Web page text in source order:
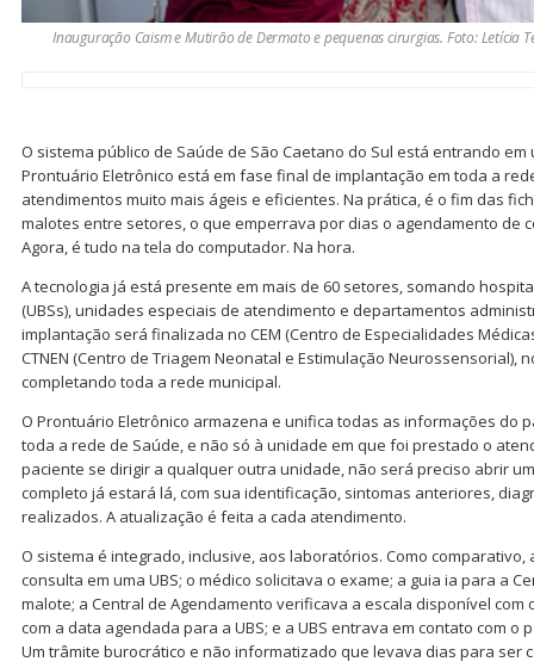
Inauguração Caism e Mutirão de Dermato e pequenas cirurgias. Foto: Letícia
O sistema público de Saúde de São Caetano do Sul está entrando
Prontuário Eletrônico está em fase final de implantação em toda a
atendimentos muito mais ágeis e eficientes. Na prática, é o fim das
malotes entre setores, o que emperrava por dias o agendamento de
Agora, é tudo na tela do computador. Na hora.
A tecnologia já está presente em mais de 60 setores, somando
(UBSs), unidades especiais de atendimento e departamentos
implantação será finalizada no CEM (Centro de Especialidades
CTNEN (Centro de Triagem Neonatal e Estimulação Neurossensorial),
completando toda a rede municipal.
O Prontuário Eletrônico armazena e unifica todas as informações do
toda a rede de Saúde, e não só à unidade em que foi prestado o
paciente se dirigir a qualquer outra unidade, não será preciso abrir
completo já estará lá, com sua identificação, sintomas anteriores,
realizados. A atualização é feita a cada atendimento.
O sistema é integrado, inclusive, aos laboratórios. Como
consulta em uma UBS; o médico solicitava o exame; a guia ia para a
malote; a Central de Agendamento verificava a escala disponível
com a data agendada para a UBS; e a UBS entrava em contato com o
Um trâmite burocrático e não informatizado que levava dias para ser